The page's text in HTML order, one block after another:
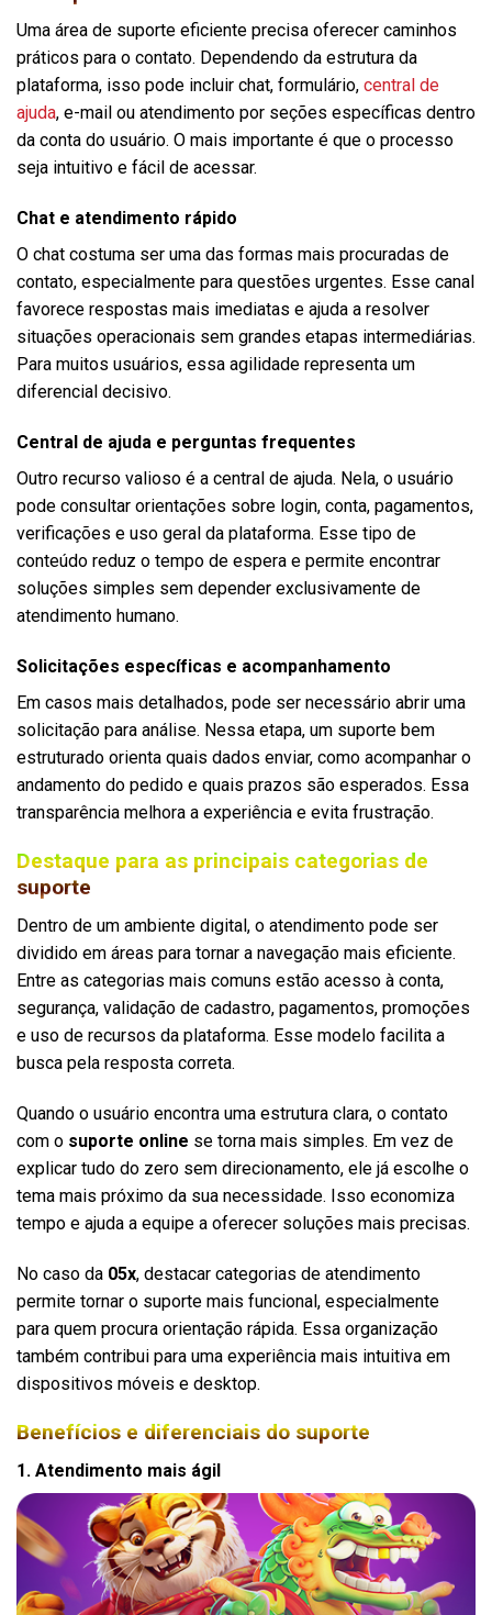
Uma área de suporte eficiente precisa oferecer caminhos
práticos para o contato. Dependendo da estrutura da
plataforma, isso pode incluir chat, formulário, central de
ajuda, e-mail ou atendimento por seções específicas dentro
da conta do usuário. O mais importante é que o processo
seja intuitivo e fácil de acessar.
Chat e atendimento rápido
O chat costuma ser uma das formas mais procuradas de
contato, especialmente para questões urgentes. Esse canal
favorece respostas mais imediatas e ajuda a resolver
situações operacionais sem grandes etapas intermediárias.
Para muitos usuários, essa agilidade representa um
diferencial decisivo.
Central de ajuda e perguntas frequentes
Outro recurso valioso é a central de ajuda. Nela, o usuário
pode consultar orientações sobre login, conta, pagamentos,
verificações e uso geral da plataforma. Esse tipo de
conteúdo reduz o tempo de espera e permite encontrar
soluções simples sem depender exclusivamente de
atendimento humano.
Solicitações específicas e acompanhamento
Em casos mais detalhados, pode ser necessário abrir uma
solicitação para análise. Nessa etapa, um suporte bem
estruturado orienta quais dados enviar, como acompanhar o
andamento do pedido e quais prazos são esperados. Essa
transparência melhora a experiência e evita frustração.
Destaque para as principais categorias de
suporte
Dentro de um ambiente digital, o atendimento pode ser
dividido em áreas para tornar a navegação mais eficiente.
Entre as categorias mais comuns estão acesso à conta,
segurança, validação de cadastro, pagamentos, promoções
e uso de recursos da plataforma. Esse modelo facilita a
busca pela resposta correta.
Quando o usuário encontra uma estrutura clara, o contato
com o suporte online se torna mais simples. Em vez de
explicar tudo do zero sem direcionamento, ele já escolhe o
tema mais próximo da sua necessidade. Isso economiza
tempo e ajuda a equipe a oferecer soluções mais precisas.
No caso da 05x, destacar categorias de atendimento
permite tornar o suporte mais funcional, especialmente
para quem procura orientação rápida. Essa organização
também contribui para uma experiência mais intuitiva em
dispositivos móveis e desktop.
Benefícios e diferenciais do suporte
1. Atendimento mais ágil